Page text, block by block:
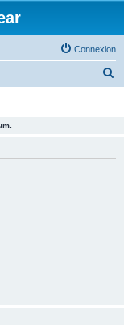
Connexion